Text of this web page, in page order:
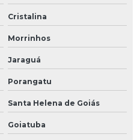
Cristalina
Morrinhos
Jaraguá
Porangatu
Santa Helena de Goiás
Goiatuba